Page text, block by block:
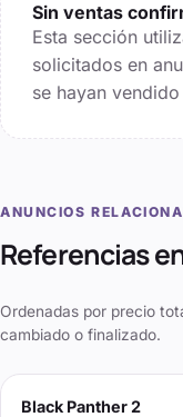
Sin ventas
Esta sección
solicitados en
se hayan
ANUNCIOS
Referencias
Ordenadas por precio
cambiado o finalizado.
Black Panther 2